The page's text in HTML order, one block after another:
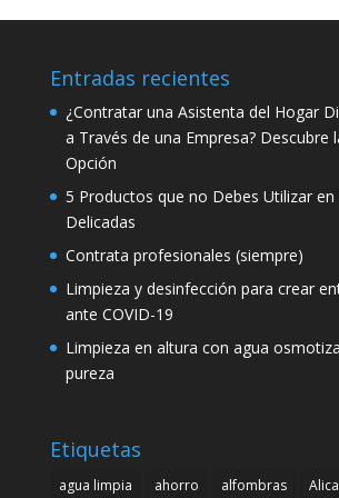
Entradas recientes
¿Contratar una Asistenta del Hogar
a Través de una Empresa? Descubre
Opción
5 Productos que no Debes Utilizar en
Delicadas
Contrata profesionales (siempre)
Limpieza y desinfección para crear
ante COVID-19
Limpieza en altura con agua
pureza
Etiquetas
agua limpia ahorro alfombras